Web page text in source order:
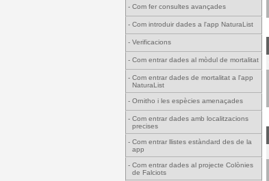
- Com fer consultes avançades
- Com introduir dades a l'app NaturaList
- Verificacions
- Com entrar dades al mòdul de mortalitat
- Com entrar dades de mortalitat a l'app
NaturaList
- Ornitho i les espècies amenaçades
- Com entrar dades amb localitzacions
precises
- Com entrar llistes estàndard des de la
app
- Com entrar dades al projecte Colònies
de Falciots